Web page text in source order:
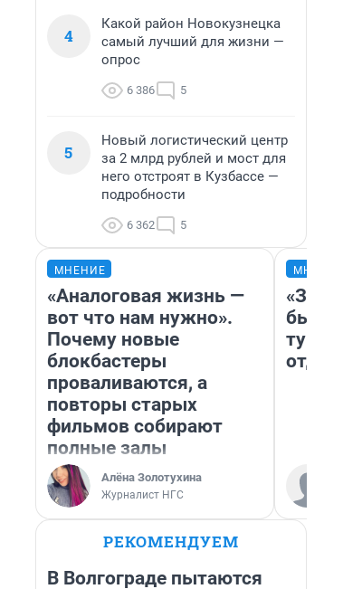
4
Какой район Новокузнецка
самый лучший для жизни —
опрос
6 386 5
5
Новый логистический центр
за 2 млрд рублей и мост для
него отстроят в Кузбассе —
подробности
6 362 5
МНЕНИЕ
«Аналоговая жизнь —
вот что нам нужно».
Почему новые
блокбастеры
проваливаются, а
повторы старых
фильмов собирают
полные залы
Алёна Золотухина
Журналист НГС
«За
были
РЕКОМЕНДУЕМ
В Волгограде пытаются